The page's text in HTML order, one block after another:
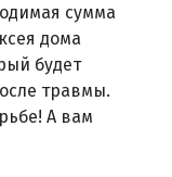
сумма
дома
будет
травмы.
А вам